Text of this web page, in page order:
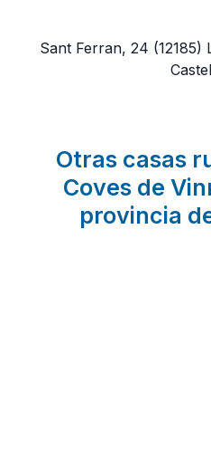
Sant Ferran, 24 (12185)
Otras casas
Coves de
provincia